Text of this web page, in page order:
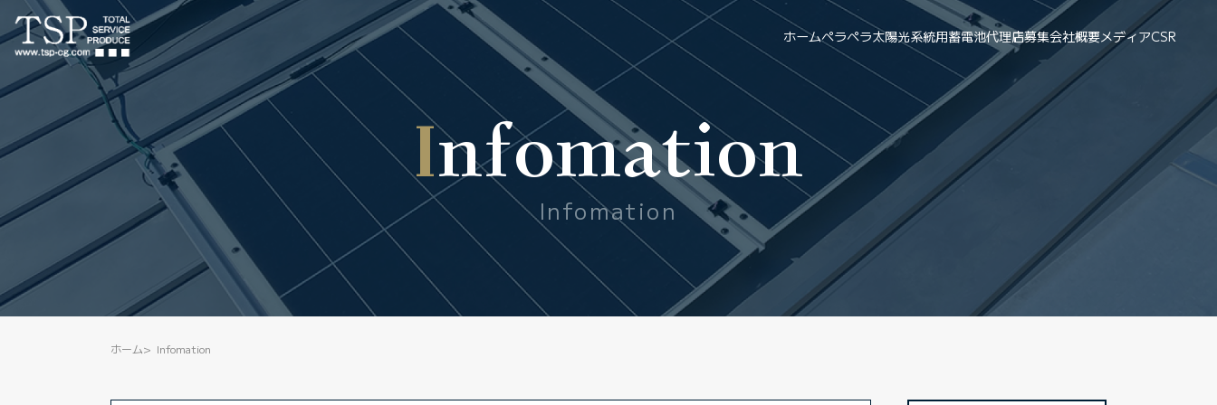
ホームペラペラ太陽光系統用蓄電池代理店募集会社概要メディアCSR
Infomation
Infomation
ホーム Infomation